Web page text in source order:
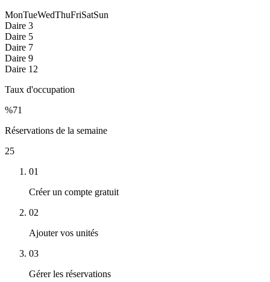
MonTueWedThuFriSatSun
Daire 3
Daire 5
Daire 7
Daire 9
Daire 12
Taux d'occupation
%71
Réservations de la semaine
25
01
Créer un compte gratuit
02
Ajouter vos unités
03
Gérer les réservations